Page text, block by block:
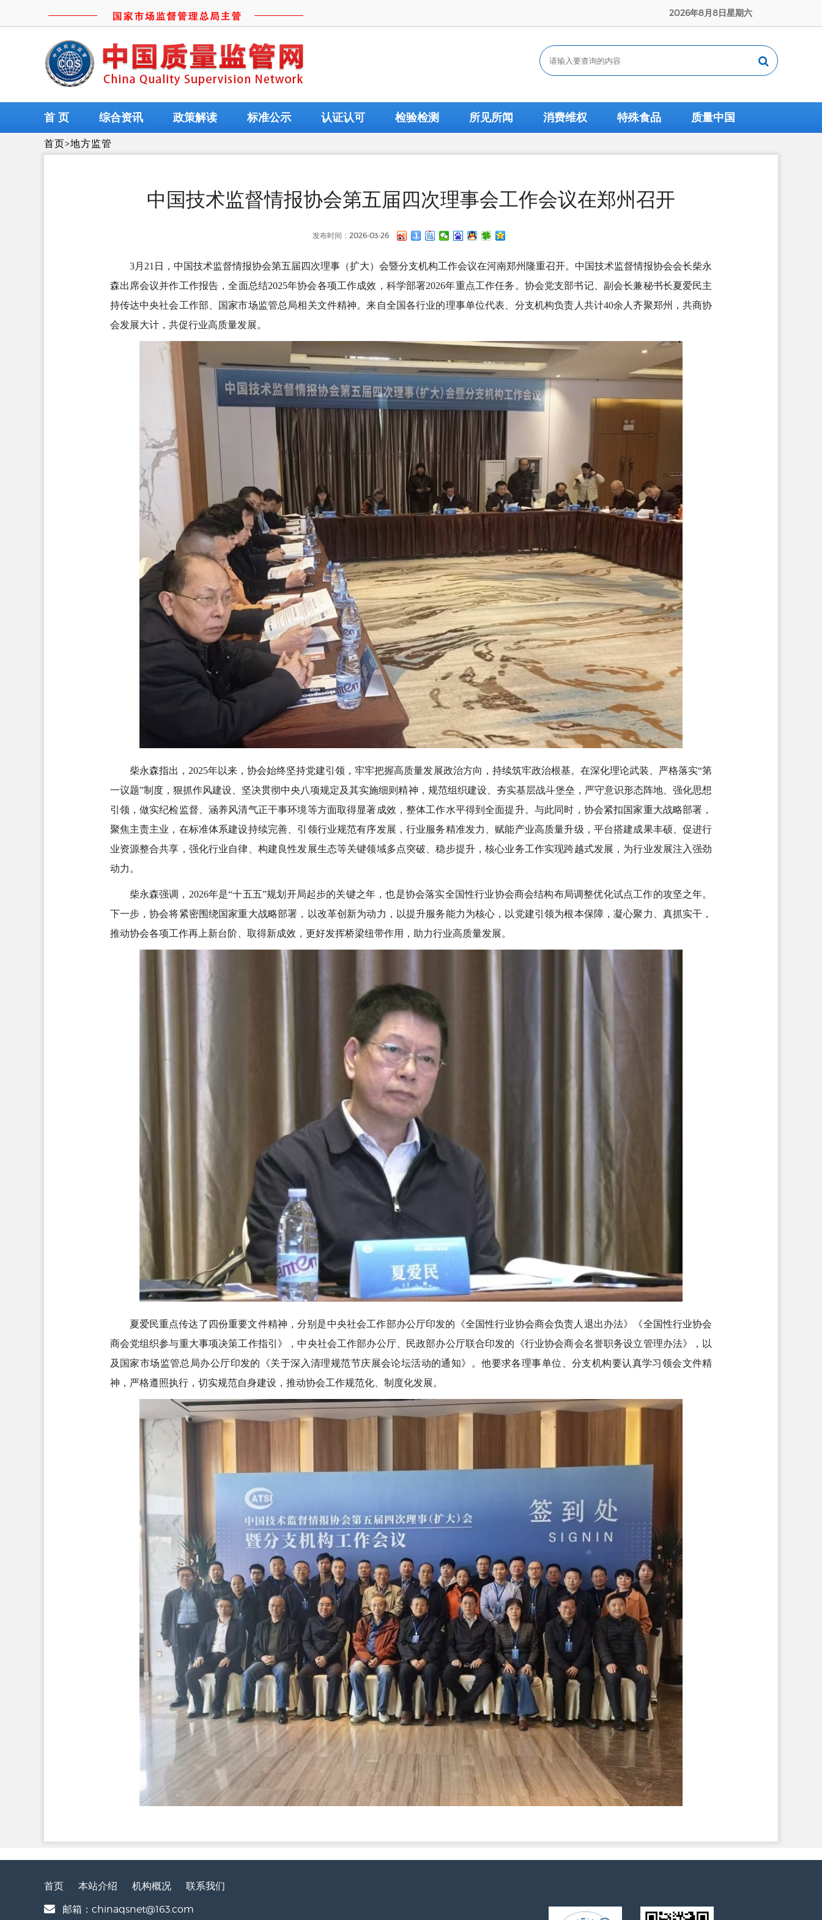
2026年8月8日星期六
首 页 综合资讯 政策解读 标准公示 认证认可 检验检测 所见所闻 消费维权 特殊食品 质量中国
首页>地方监管
中国技术监督情报协会第五届四次理事会工作会议在郑州召开
发布时间：2026-03-26
3月21日，中国技术监督情报协会第五届四次理事（扩大）会暨分支机构工作会议在河南郑州隆重召开。中国技术监督情报协会会长柴永
森出席会议并作工作报告，全面总结2025年协会各项工作成效，科学部署2026年重点工作任务。协会党支部书记、副会长兼秘书长夏爱民主
持传达中央社会工作部、国家市场监管总局相关文件精神。来自全国各行业的理事单位代表、分支机构负责人共计40余人齐聚郑州，共商协
会发展大计，共促行业高质量发展。
柴永森指出，2025年以来，协会始终坚持党建引领，牢牢把握高质量发展政治方向，持续筑牢政治根基。在深化理论武装、严格落实“第
一议题”制度，狠抓作风建设、坚决贯彻中央八项规定及其实施细则精神，规范组织建设、夯实基层战斗堡垒，严守意识形态阵地、强化思想
引领，做实纪检监督、涵养风清气正干事环境等方面取得显著成效，整体工作水平得到全面提升。与此同时，协会紧扣国家重大战略部署，
聚焦主责主业，在标准体系建设持续完善、引领行业规范有序发展，行业服务精准发力、赋能产业高质量升级，平台搭建成果丰硕、促进行
业资源整合共享，强化行业自律、构建良性发展生态等关键领域多点突破、稳步提升，核心业务工作实现跨越式发展，为行业发展注入强劲
动力。
柴永森强调，2026年是“十五五”规划开局起步的关键之年，也是协会落实全国性行业协会商会结构布局调整优化试点工作的攻坚之年。
下一步，协会将紧密围绕国家重大战略部署，以改革创新为动力，以提升服务能力为核心，以党建引领为根本保障，凝心聚力、真抓实干，
推动协会各项工作再上新台阶、取得新成效，更好发挥桥梁纽带作用，助力行业高质量发展。
夏爱民重点传达了四份重要文件精神，分别是中央社会工作部办公厅印发的《全国性行业协会商会负责人退出办法》《全国性行业协会
商会党组织参与重大事项决策工作指引》，中央社会工作部办公厅、民政部办公厅联合印发的《行业协会商会名誉职务设立管理办法》，以
及国家市场监管总局办公厅印发的《关于深入清理规范节庆展会论坛活动的通知》。他要求各理事单位、分支机构要认真学习领会文件精
神，严格遵照执行，切实规范自身建设，推动协会工作规范化、制度化发展。
首页 本站介绍 机构概况
联系我们
邮箱：chinaqsnet@163.com